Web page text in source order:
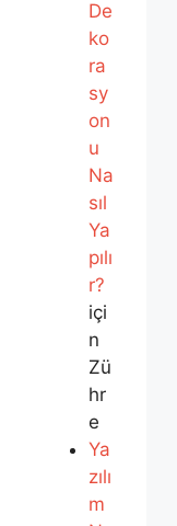
De
ko
ra
sy
on
u
Na
sıl
Ya
pılı
r?
içi
n
Zü
hr
e
Ya
zılı
m